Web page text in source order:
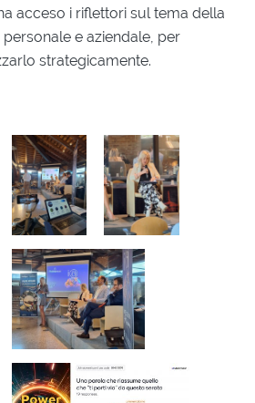
acceso i riflettori sul tema della
e aziendale, per
strategicamente.